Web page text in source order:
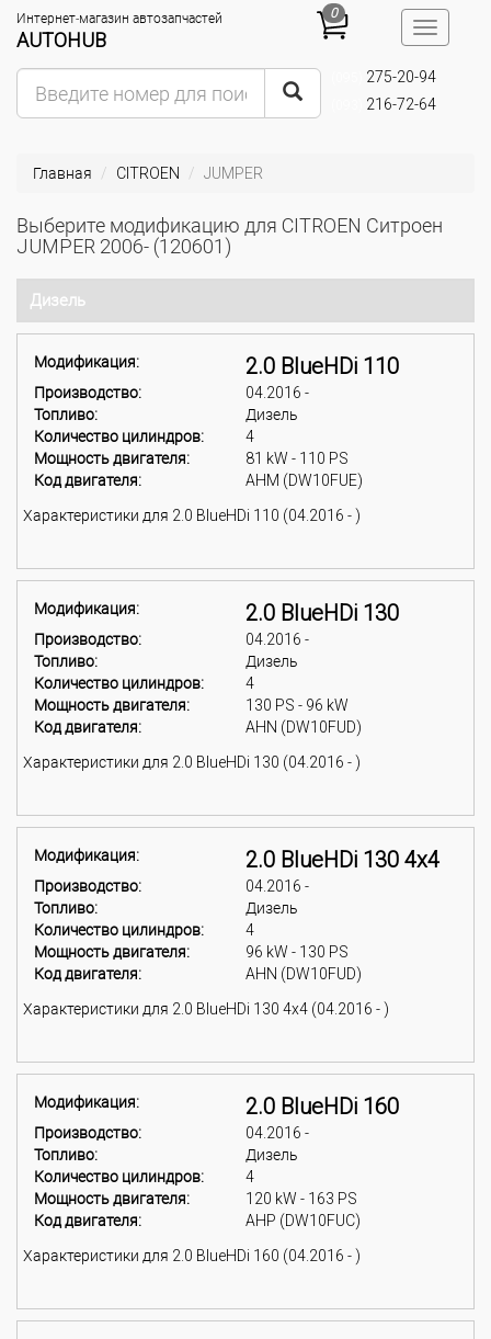
Toggle
0
Интернет-магазин автозапчастей
AUTOHUB
275-20-94
216-72-64
Главная CITROEN JUMPER
Выберите модификацию для CITROEN Ситроен
JUMPER 2006- (120601)
Дизель
Модификация: 2.0 BlueHDi 110
Производство:
04.2016 -
Топливо:
Дизель
Количество цилиндров:
4
Мощность двигателя:
81 kW - 110 PS
Код двигателя:
AHM (DW10FUE)
Характеристики для 2.0 BlueHDi 110 (04.2016 - )
Модификация: 2.0 BlueHDi 130
Производство:
04.2016 -
Топливо:
Дизель
Количество цилиндров:
4
Мощность двигателя:
130 PS - 96 kW
Код двигателя:
AHN (DW10FUD)
Характеристики для 2.0 BlueHDi 130 (04.2016 - )
Модификация: 2.0 BlueHDi 130 4x4
Производство:
04.2016 -
Топливо:
Дизель
Количество цилиндров:
4
Мощность двигателя:
96 kW - 130 PS
Код двигателя:
AHN (DW10FUD)
Характеристики для 2.0 BlueHDi 130 4x4 (04.2016 - )
Модификация: 2.0 BlueHDi 160
Производство:
04.2016 -
Топливо:
Дизель
Количество цилиндров:
4
Мощность двигателя:
120 kW - 163 PS
Код двигателя:
AHP (DW10FUC)
Характеристики для 2.0 BlueHDi 160 (04.2016 - )